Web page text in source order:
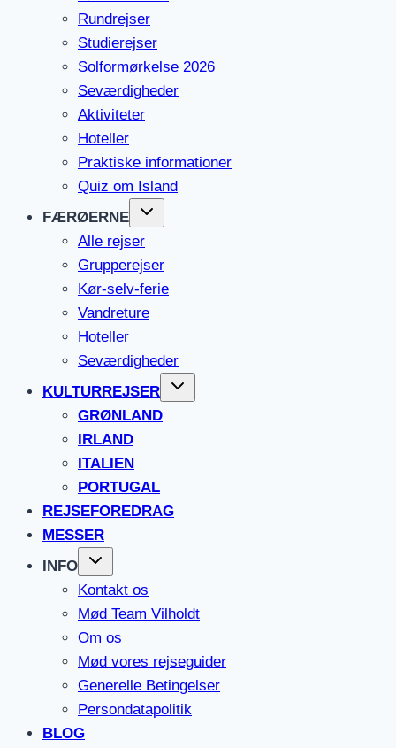
Rundrejser
Studierejser
Solformørkelse 2026
Seværdigheder
Aktiviteter
Hoteller
Praktiske informationer
Quiz om Island
FÆRØERNE
Alle rejser
Grupperejser
Kør-selv-ferie
Vandreture
Hoteller
Seværdigheder
KULTURREJSER
GRØNLAND
IRLAND
ITALIEN
PORTUGAL
REJSEFOREDRAG
MESSER
INFO
Kontakt os
Mød Team Vilholdt
Om os
Mød vores rejseguider
Generelle Betingelser
Persondatapolitik
BLOG